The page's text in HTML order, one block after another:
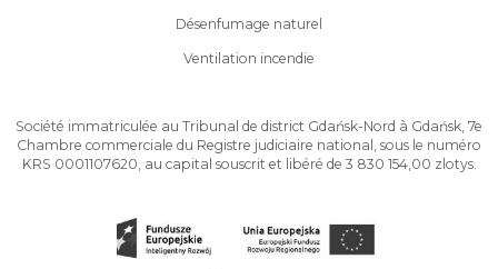
Désenfumage naturel
Ventilation incendie
Société immatriculée au Tribunal de district Gdańsk-Nord à Gdańsk, 7e
Chambre commerciale du Registre judiciaire national, sous le numéro
KRS 0001107620, au capital souscrit et libéré de 3 830 154,00 zlotys.